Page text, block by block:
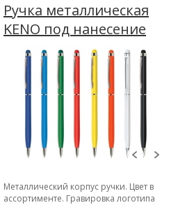
Ручка металлическая
KENO под нанесение
логотипа
Металлический корпус ручки. Цвет в
ассортименте. Гравировка логотипа